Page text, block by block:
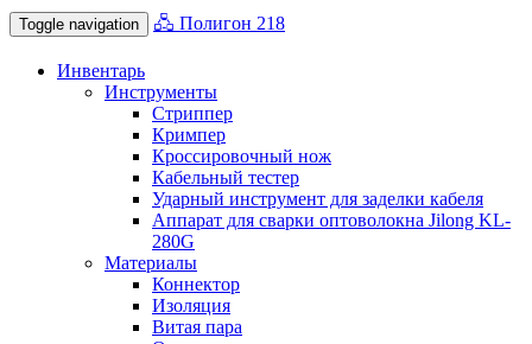
Toggle navigation 🖧 Полигон 218
Инвентарь
Инструменты
Стриппер
Кримпер
Кроссировочный нож
Кабельный тестер
Ударный инструмент для заделки кабеля
Аппарат для сварки оптоволокна Jilong KL-
280G
Материалы
Коннектор
Изоляция
Витая пара